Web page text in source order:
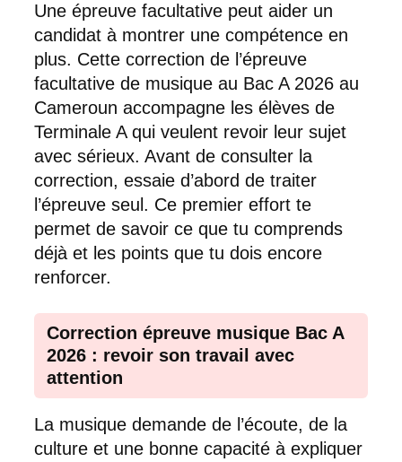
Une épreuve facultative peut aider un
candidat à montrer une compétence en
plus. Cette correction de l’épreuve
facultative de musique au Bac A 2026 au
Cameroun accompagne les élèves de
Terminale A qui veulent revoir leur sujet
avec sérieux. Avant de consulter la
correction, essaie d’abord de traiter
l’épreuve seul. Ce premier effort te
permet de savoir ce que tu comprends
déjà et les points que tu dois encore
renforcer.
Correction épreuve musique Bac A
2026 : revoir son travail avec
attention
La musique demande de l’écoute, de la
culture et une bonne capacité à expliquer